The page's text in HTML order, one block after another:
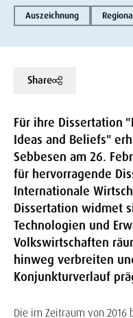
Auszeichnung
Share
Für ihre Dissertation
Ideas and Beliefs"
Sebbesen am 26.
für hervorragende
Internationale
Dissertation widmet
Technologien und
Volkswirtschaften
hinweg verbreiten
Konjunkturverlauf
Die im Zeitraum von 2016